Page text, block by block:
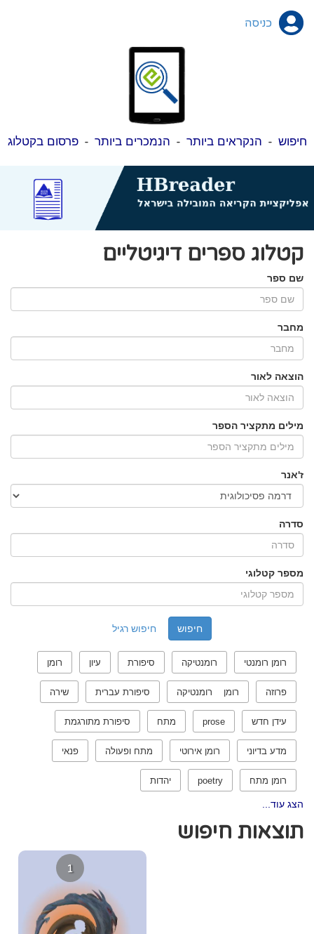
כניסה
חיפוש - הנקראים ביותר - הנמכרים ביותר -פרסום בקטלוג
קטלוג ספרים דיגיטליים
שם ספר
מחבר
הוצאה לאור
מילים מתקציר הספר
ז'אנר
סדרה
מספר קטלוגי
חיפוש רגיל
רומן רומנטי רומנטיקה סיפורת עיון רומן
פרוזה רומן רומנטיקה סיפורת עברית שירה
עידן חדש prose מתח סיפורת מתורגמת
מדע בדיוני רומן אירוטי מתח ופעולה פנאי
רומן מתח poetry יהדות
הצג עוד...
תוצאות חיפוש
1